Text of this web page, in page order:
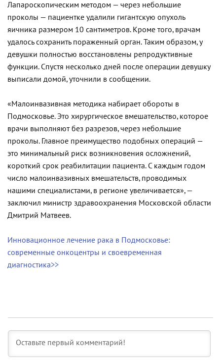
Лапароскопическим методом — через небольшие
проколы — пациентке удалили гигантскую опухоль
яичника размером 10 сантиметров. Кроме того, врачам
удалось сохранить пораженный орган. Таким образом, у
девушки полностью восстановлены репродуктивные
функции. Спустя несколько дней после операции девушку
выписали домой, уточнили в сообщении.
«Малоинвазивная методика набирает обороты в
Подмосковье. Это хирургическое вмешательство, которое
врачи выполняют без разрезов, через небольшие
проколы. Главное преимущество подобных операций —
это минимальный риск возникновения осложнений,
короткий срок реабилитации пациента. С каждым годом
число малоинвазивных вмешательств, проводимых
нашими специалистами, в регионе увеличивается», —
заключил министр здравоохранения Московской области
Дмитрий Матвеев.
Инновационное лечение рака в Подмосковье:
современные онкоцентры и своевременная
диагностика>>